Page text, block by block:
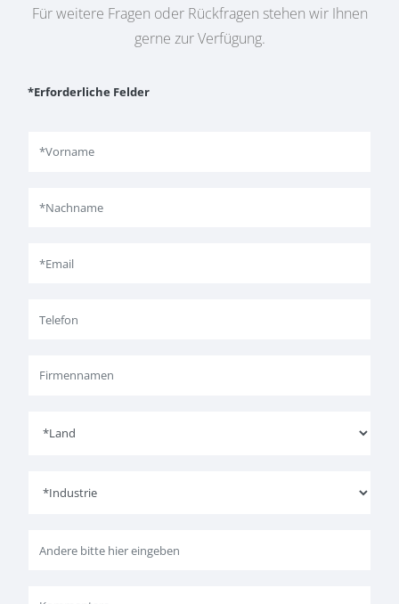
Für weitere Fragen oder Rückfragen stehen wir Ihnen
gerne zur Verfügung.
*Erforderliche Felder